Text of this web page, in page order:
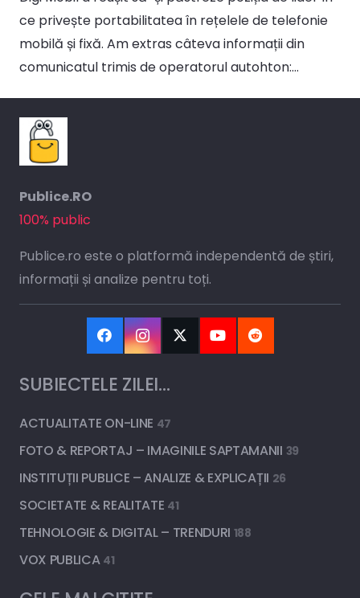
ce privește portabilitatea în rețelele de telefonie
mobilă și fixă. Am extras câteva informații din
comunicatul trimis de operatorul autohton:…
Publice.RO
100% public
Publice.ro este o platformă independentă de știri,
informații și analize pentru toți.
SUBIECTELE ZILEI…
ACTUALITATE ON-LINE 47
FOTO & REPORTAJ – IMAGINILE SAPTAMANII 39
INSTITUȚII PUBLICE – ANALIZE & EXPLICAȚII 26
SOCIETATE & REALITATE 41
TEHNOLOGIE & DIGITAL – TRENDURI 188
VOX PUBLICA 41